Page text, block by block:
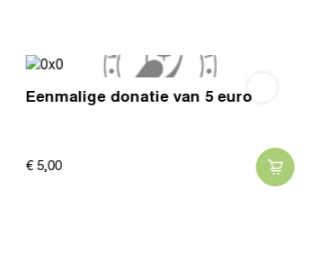
Eenmalige donatie van 5 euro
€ 5,00